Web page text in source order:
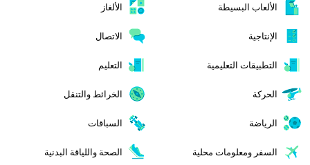
الألعاب البسيطة الألغاز
الإنتاجية الاتصال
التطبيقات التعليمية التعليم
الحركة الخرائط والتنقل
الرياضة السباقات
السفر ومعلومات محلية الصحة واللياقة البدنية